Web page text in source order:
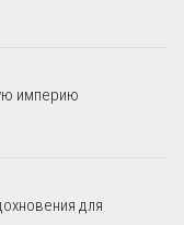
империю
для